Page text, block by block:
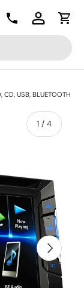
KontaktaiPrisijungti
USB, BLUETOOTH
1 / apie
4
Kitas